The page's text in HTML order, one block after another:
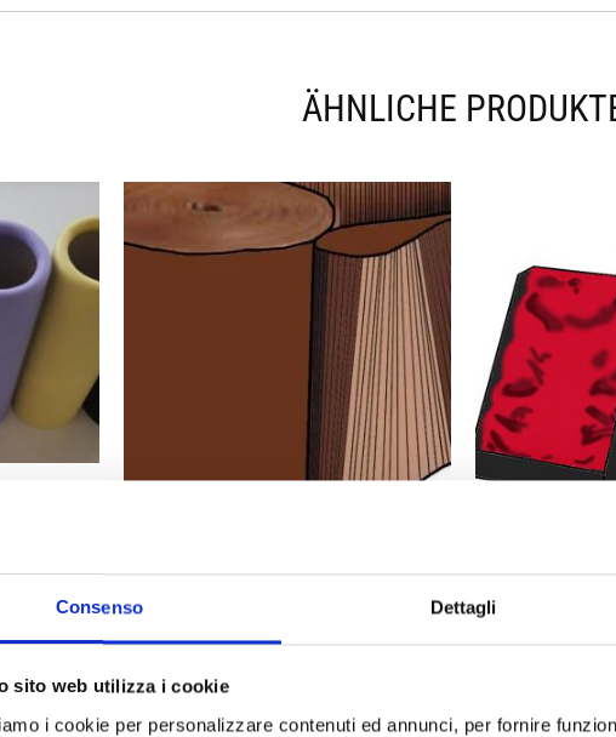
Consenso Dettagli
sito web utilizza i cookie
i cookie per personalizzare contenuti ed annunci, per fornire
ÄHNLICHE
ZUM